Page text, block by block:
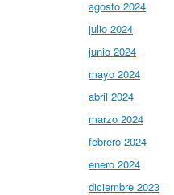
agosto 2024
julio 2024
junio 2024
mayo 2024
abril 2024
marzo 2024
febrero 2024
enero 2024
diciembre 2023